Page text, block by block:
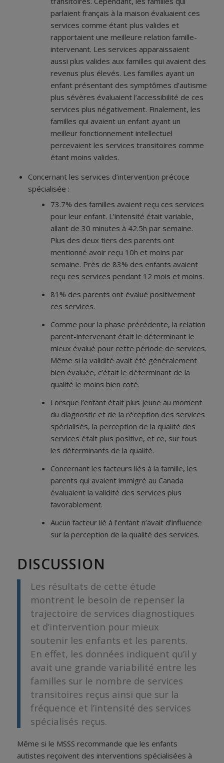
parlaient français à la maison évaluaient ces
services comme étant plus valides et
rapportaient une meilleure relation famille-
intervenant. Les services apparaissaient
aussi plus valides aux familles qui avaient des
revenus plus élevés. Les familles ayant un
enfant présentant des symptômes d’autisme
plus sévères évaluaient l’accessibilité de ces
services plus négativement. Finalement, les
familles qui avaient un enfant ayant un
meilleur fonctionnement intellectuel
percevaient les services transitoires comme
étant moins valides.
Concernant les services d’intervention précoce
spécialisée :
73.7% des familles avaient reçu ces services
pour leur enfant. L’intensité était variable,
allant de 30 minutes à 42.5h par semaine.
Plus des deux tiers des parents ont
mentionné avoir reçu 10h et moins par
semaine. Près de 83% des enfants avaient
reçu ces services pendant 12 mois et moins.
81% des parents ont évalué positivement
ces services.
Comme pour la phase précédente, la relation
parent-intervenant était le déterminant le
mieux évalué pour cette période de services.
Même si la validité avait été généralement
bien évaluée, c’était le déterminant de la
qualité le moins bien coté.
Lorsque l’enfant était plus jeune au moment
du diagnostic et de la réception des services
spécialisés, la perception de la qualité des
services était plus positive, et ce, sur tous
les déterminants de la qualité.
Concernant les facteurs liés à la famille, les
parents qui avaient immigré au Canada
évaluaient la validité des services plus
favorablement.
Aucun facteur lié à l’enfant n’avait d’influence
sur la perception de la qualité des services.
DISCUSSION
Les résultats de cette étude
montrent le besoin de repenser la
trajectoire de services diagnostiques
et d’intervention pour mieux
soutenir les enfants et les parents.
En effet, les données indiquent qu’il y
avait une grande variabilité entre les
familles sur le nombre de services
transitoires reçus ainsi que sur la
fréquence et l’intensité des services
spécialisés reçus.
Même si le MSSS recommande que les enfants
autistes reçoivent des interventions spécialisées à